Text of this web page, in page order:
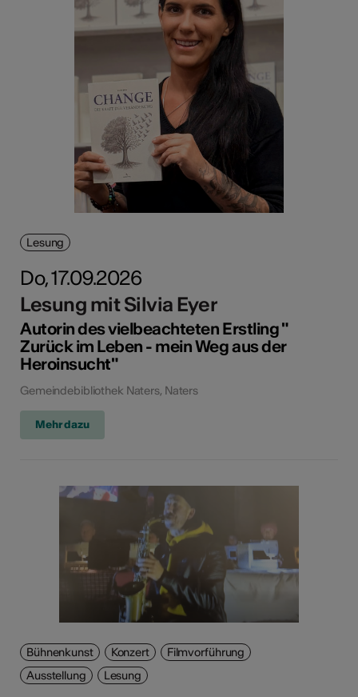
Lesung
Do, 17.09.2026
Lesung mit Silvia Eyer
Autorin des vielbeachteten Erstling "
Zurück im Leben - mein Weg aus der
Heroinsucht"
Gemeindebibliothek Naters, Naters
Mehr dazu
Bühnenkunst Konzert
Filmvorführung
Ausstellung
Lesung